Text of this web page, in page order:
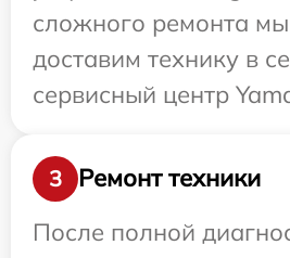
сложного ремонта
доставим технику в
сервисный центр
3
Ремонт техники
После полной